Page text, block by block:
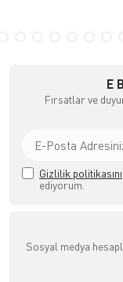
E
Fırsatlar ve
Gizlilik politikasını
ediyorum.
Sosyal medya